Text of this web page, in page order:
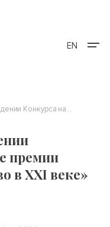
EN
Объявление о проведении Конкурса на соискание премии «Международное право в XXI веке» (2022-2023)
премии
в XXI веке»